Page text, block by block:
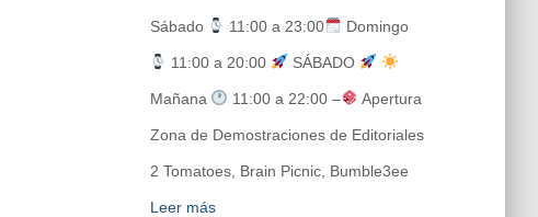
Sábado 11:00 a 23:00 Domingo
11:00 a 20:00 SÁBADO
Mañana 11:00 a 22:00 – Apertura
Zona de Demostraciones de Editoriales
2 Tomatoes, Brain Picnic, Bumble3ee
Leer más